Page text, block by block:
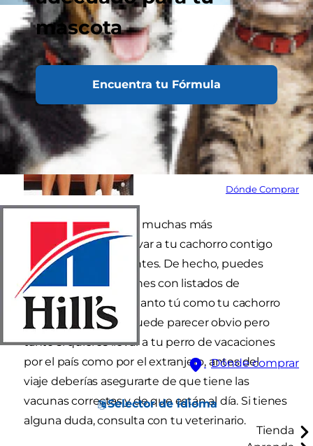
mascota
Encuentra tu Fórmula
Dónde Comprar
Dónde comprar
Selector de idioma
Tienda
Actualmente existen muchas más
oportunidades de llevar a tu cachorro contigo
de vacaciones que antes. De hecho, puedes
encontrar publicaciones con listados de
alojamientos donde tanto tú como tu cachorro
serán bienvenidos. Puede parecer obvio pero
tanto si quieres llevar a tu perro de vacaciones
por el país como por el extranjero, antes del
viaje deberías asegurarte de que tiene las
vacunas correctas y de que están al día. Si tienes
alguna duda, consulta con tu veterinario.